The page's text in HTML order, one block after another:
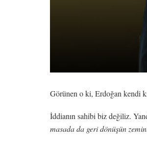
Görünen o ki, Erdoğan kendi
İddianın sahibi biz değiliz.
masada da geri dönüşün